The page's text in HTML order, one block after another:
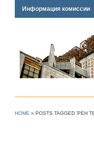
Информация комиссии
HOME » POSTS TAGGED 'РЕН